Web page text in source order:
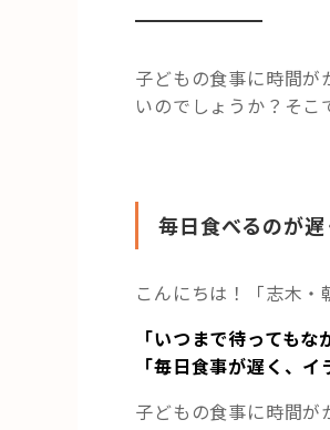
子どもの食事に時間
いのでしょうか？そこ
毎日食べるのが
こんにちは！「志木
「いつまで待ってもな
「毎日食事が遅く、イ
子どもの食事に時間が